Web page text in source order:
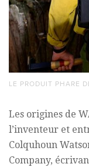
LE PRODUIT PHARE
Les origines de
l’inventeur et
Colquhoun
Company,